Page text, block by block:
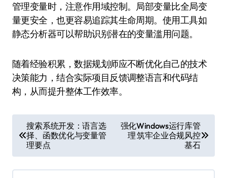
管理变量时，注意作用域控制。局部变量比全局变
量更安全，也更容易追踪其生命周期。使用工具如
静态分析器可以帮助识别潜在的变量滥用问题。
随着经验积累，数据规划师应不断优化自己的技术
决策能力，结合实际项目反馈调整语言和代码结
构，从而提升整体工作效率。
章
导
航
搜索系统开发：语言选
择、函数优化与变量管
理要点
强化Windows运行库管
理 筑牢企业合规风控
基石